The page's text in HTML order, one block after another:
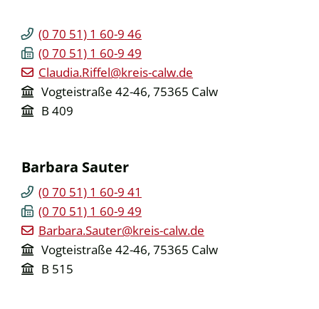
(0 70 51) 1 60-9 46
(0 70 51) 1 60-9 49
Claudia.Riffel@kreis-calw.de
Vogteistraße 42-46, 75365 Calw
B 409
Barbara Sauter
(0 70 51) 1 60-9 41
(0 70 51) 1 60-9 49
Barbara.Sauter@kreis-calw.de
Vogteistraße 42-46, 75365 Calw
B 515